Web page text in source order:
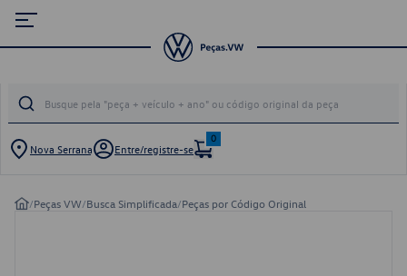
Nova Serrana Entre/registre-se
0
/Peças VW/Busca Simplificada/Peças por Código Original